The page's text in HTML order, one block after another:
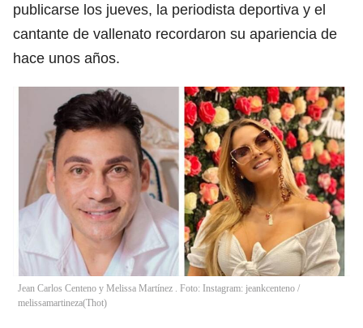
publicarse los jueves, la periodista deportiva y el
cantante de vallenato recordaron su apariencia de
hace unos años.
Jean Carlos Centeno y Melissa Martínez . Foto: Instagram: jeankcenteno /
melissamartineza(Thot)